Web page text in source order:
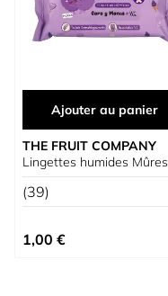
Ajouter au panier
THE FRUIT COMPANY
Lingettes humides Mûres
(39)
1,00 €